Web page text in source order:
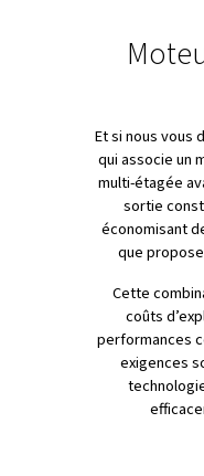
Le
fiable
Pour les
ou d’azote à
vous faut.
exigeantes, elle
un moteur IE3
air ou en azote
également un
refroidisseurs
propre et sec.